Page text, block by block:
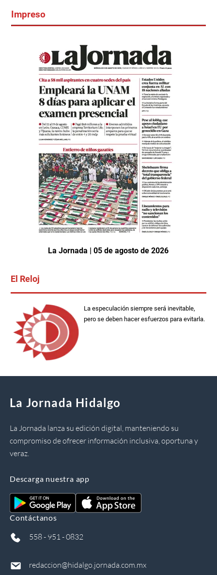
Impreso
La Jornada | 05 de agosto de 2026
El Reloj
La especulación siempre será inevitable,
pero se deben hacer esfuerzos para evitarla.
La Jornada Hidalgo
La Jornada lanza su edición digital, manteniendo su
compromiso de ofrecer información inclusiva, oportuna y
veraz.
Descarga nuestra app
Contáctanos
558 - 951 - 0832
redaccion@hidalgo.jornada.com.mx